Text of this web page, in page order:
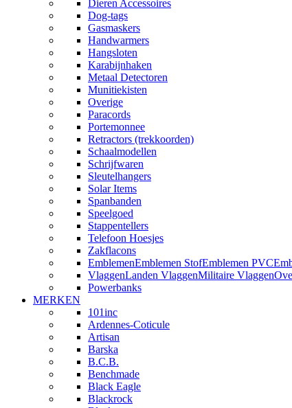
Dieren Accessoires
Dog-tags
Gasmaskers
Handwarmers
Hangsloten
Karabijnhaken
Metaal Detectoren
Munitiekisten
Overige
Paracords
Portemonnee
Retractors (trekkoorden)
Schaalmodellen
Schrijfwaren
Sleutelhangers
Solar Items
Spanbanden
Speelgoed
Stappentellers
Telefoon Hoesjes
Zakflacons
EmblemenEmblemen StofEmblemen PVC
VlaggenLanden VlaggenMilitaire Vlaggen
Powerbanks
MERKEN
101inc
Ardennes-Coticule
Artisan
Barska
B.C.B.
Benchmade
Black Eagle
Blackrock